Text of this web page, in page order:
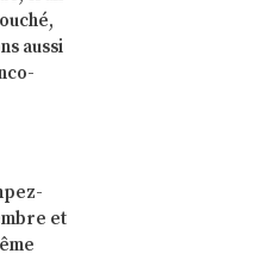
aussi
et